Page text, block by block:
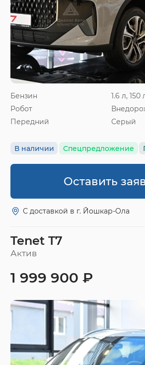
Бензин
1.6 л, 150
Робот
Передний
Серый
В наличии Спецпредложение
Оставить
С доставкой в г. Йошкар-Ола
Tenet T7
Актив
1 999 900 ₽